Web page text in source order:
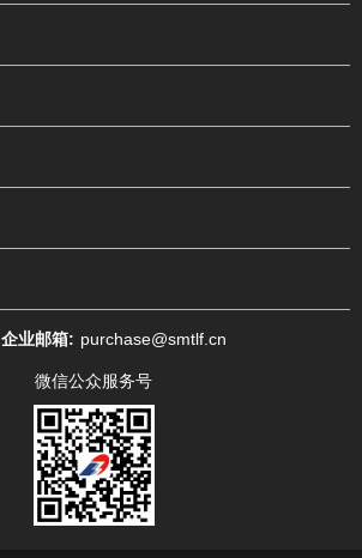
企业邮箱: purchase@smtlf.cn
微信公众服务号